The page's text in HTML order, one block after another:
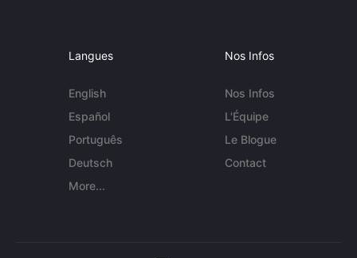
Langues
English
Español
Português
Deutsch
More...
Nos Infos
Nos Infos
L'Équipe
Le Blogue
Contact